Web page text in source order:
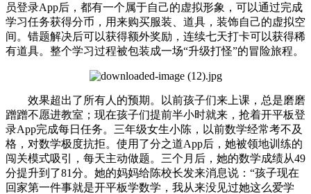
员登录App后，都有一个属于自己的虚拟形象，可以通过完成
学习任务获得分币，用来购买服装、道具，装饰自己的虚拟空
间。错题解决后可以获得额外奖励，连续七天打卡可以获得稀
有道具。整个学习过程被包装成一场“升级打怪”的冒险旅程。
效果超出了所有人的预期。以前孩子们来上课，总是磨磨
蹭蹭不愿进教室；现在孩子们提前半小时就来，抢着开平板登
录App完成每日任务。三年级女生小陈，以前数学经常考不及
格，对数学极度抗拒。使用了分之道App后，她被领地训练的
闯关模式吸引，每天主动做题。三个月后，她的数学成绩从49
分提升到了81分。她的妈妈给陈校长发来消息说：“孩子现在
回家第一件事就是开平板学数学，我从来没见过她这么爱学